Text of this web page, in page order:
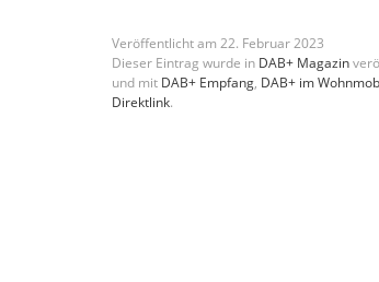
Veröffentlicht am 22. Februar2023
Dieser Eintrag wurde in DAB+ Magazin
und mit DAB+ Empfang, DAB+ im
Direktlink.